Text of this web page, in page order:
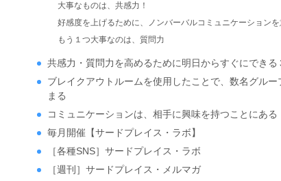
大事なものは、共感力！
好感度を上げるために、ノンバーバルコミュニケーションを
もう１つ大事なのは、質問力
共感力・質問力を高めるために明日からすぐにできる
ブレイクアウトルームを使用したことで、数名グル
まる
コミュニケーションは、相手に興味を持つことにある
毎月開催【サードプレイス・ラボ】
［各種SNS］サードプレイス・ラボ
［週刊］サードプレイス・メルマガ